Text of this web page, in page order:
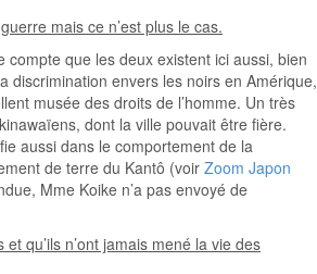
mais ce n’est plus le cas.
compte que les deux existent ici aussi, bien
discrimination envers les noirs en Amérique,
musée des droits de l’homme. Un très
dont la ville pouvait être fière.
aussi dans le comportement de la
de terre du Kantô (voir Zoom Japon
Mme Koike n’a pas envoyé de
qu’ils n’ont jamais mené la vie des